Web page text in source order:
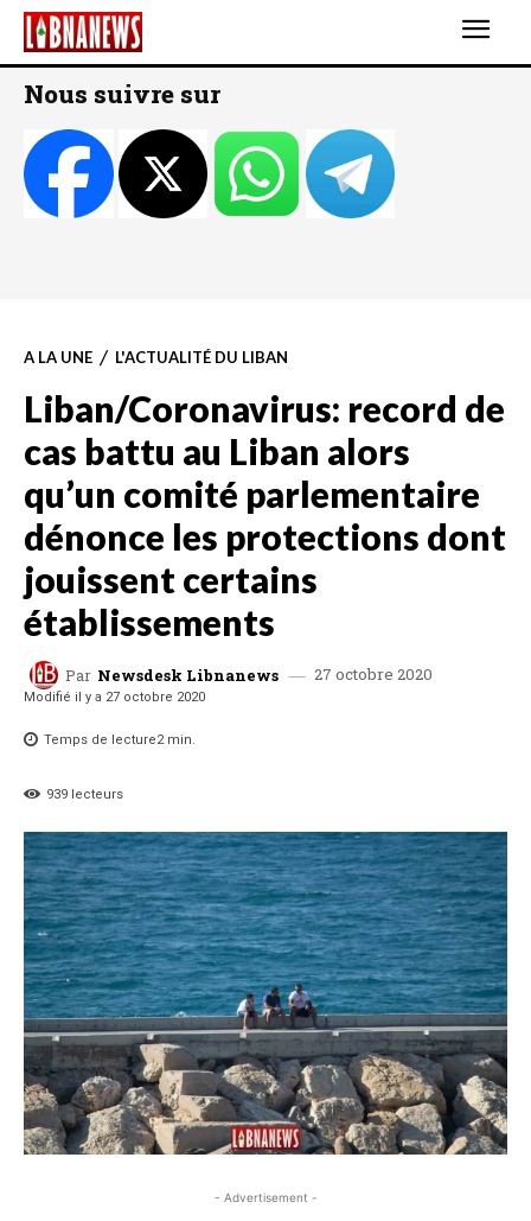
Nous suivre sur
A LA UNE L'ACTUALITÉ DU LIBAN
Liban/Coronavirus: record de
cas battu au Liban alors
qu’un comité parlementaire
dénonce les protections dont
jouissent certains
établissements
Par Newsdesk Libnanews 27 octobre 2020
Modifié il y a 27 octobre 2020
Temps de lecture2min.
939 lecteurs
- Advertisement -